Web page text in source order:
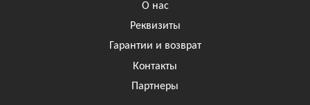
О нас
Реквизиты
Гарантии и возврат
Контакты
Партнеры